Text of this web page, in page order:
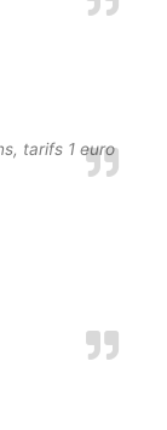
tarifs 1 euro